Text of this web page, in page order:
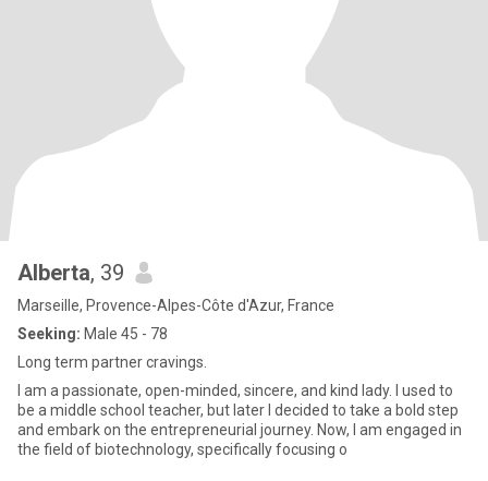
Alberta, 39
Marseille, Provence-Alpes-Côte d'Azur, France
Seeking: Male 45 - 78
Long term partner cravings.
I am a passionate, open-minded, sincere, and kind lady. I used to
be a middle school teacher, but later I decided to take a bold step
and embark on the entrepreneurial journey. Now, I am engaged in
the field of biotechnology, specifically focusing o